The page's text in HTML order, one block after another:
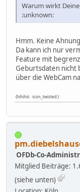
Warum wirkt
:unknown:
Hmm. Keine
Da kann ich nur
Feature mit
Geburtsdaten nicht
über die WebCam
(hihihiii :icon_twisted:)
OFDb-Co-
Mitglied Beiträge:
(siehe unten)